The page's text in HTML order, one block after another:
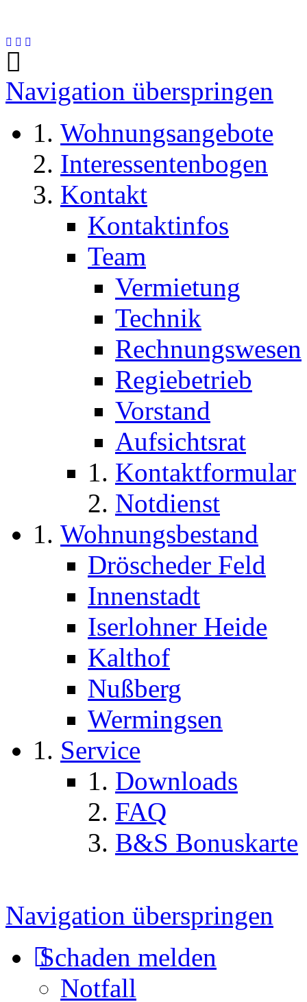
Navigation überspringen
Wohnungsangebote
Interessentenbogen
Kontakt
Kontaktinfos
Team
Vermietung
Technik
Rechnungswesen
Regiebetrieb
Vorstand
Aufsichtsrat
Kontaktformular
Notdienst
Wohnungsbestand
Dröscheder Feld
Innenstadt
Iserlohner Heide
Kalthof
Nußberg
Wermingsen
Service
Downloads
FAQ
B&S Bonuskarte
Navigation überspringen
Schaden melden
Notfall